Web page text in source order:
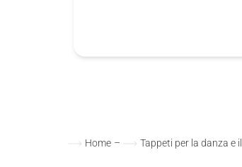
Home – Tappeti per la danza e